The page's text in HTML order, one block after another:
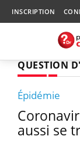
INSCRIPTION
QUESTION
Épidémie
aussi se